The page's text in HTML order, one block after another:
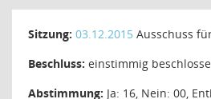
Sitzung: 03.12.2015 Ausschuss
Beschluss: einstimmig
Abstimmung: Ja: 16, Nein: 00,